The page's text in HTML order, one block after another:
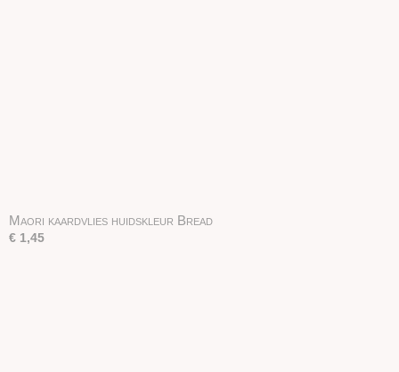
Maori kaardvlies huidskleur Bread
€ 1,45